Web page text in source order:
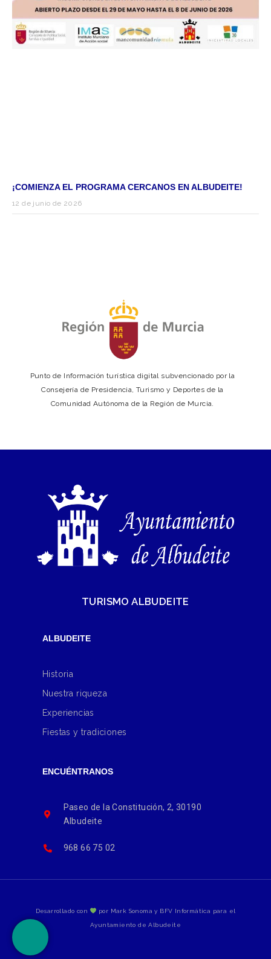
¡COMIENZA EL PROGRAMA CERCANOS EN ALBUDEITE!
12 de junio de 2026
Punto de Información turística digital subvencionado por la
Consejería de Presidencia, Turismo y Deportes de la
Comunidad Autónoma de la Región de Murcia.
TURISMO ALBUDEITE
ALBUDEITE
Historia
Nuestra riqueza
Experiencias
Fiestas y tradiciones
ENCUÉNTRANOS
Paseo de la Constitución, 2, 30190
Albudeite
968 66 75 02
Desarrollado con por Mark Sonoma y BFV Informática para el
Ayuntamiento de Albudeite